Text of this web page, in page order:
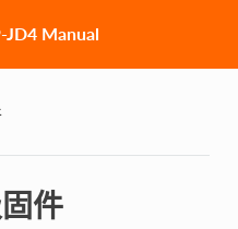
Manual
件